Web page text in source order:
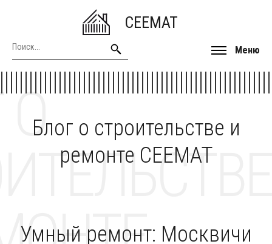
CEEMAT
Меню
Блог о строительстве и
ремонте CEEMAT
О
Умный ремонт: Москвичи